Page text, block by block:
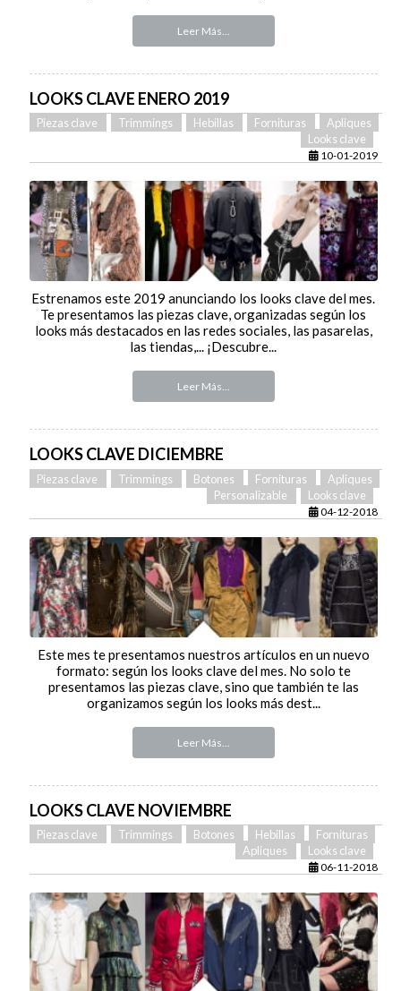
Leer Más...
LOOKS CLAVE ENERO 2019
Piezas clave Trimmings Hebillas Fornituras
Apliques
Looks clave
10-01-2019
Estrenamos este 2019 anunciando los looks clave del mes.
Te presentamos las piezas clave, organizadas según los
looks más destacados en las redes sociales, las pasarelas,
las tiendas,... ¡Descubre...
Leer Más...
LOOKS CLAVE DICIEMBRE
Piezas clave Trimmings Botones Fornituras
Apliques
Personalizable
Looks clave
04-12-2018
Este mes te presentamos nuestros artículos en un nuevo
formato: según los looks clave del mes. No solo te
presentamos las piezas clave, sino que también te las
organizamos según los looks más dest...
Leer Más...
LOOKS CLAVE NOVIEMBRE
Piezas clave Trimmings Botones Hebillas
Fornituras
Apliques
Looks clave
06-11-2018